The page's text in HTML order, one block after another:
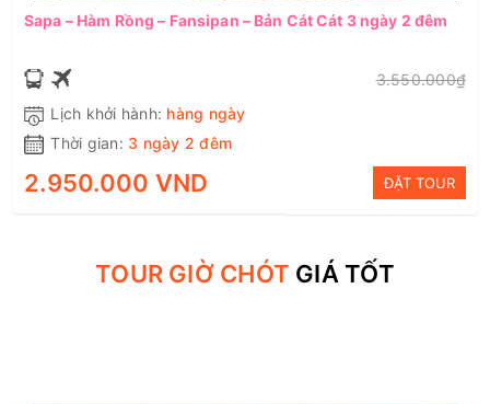
Sapa – Hàm Rồng – Fansipan – Bản Cát Cát 3 ngày 2 đêm
3.550.000₫
Lịch khởi hành: hàng ngày
Thời gian: 3 ngày 2 đêm
2.950.000 VND ĐẶT TOUR
TOUR GIỜ CHÓT GIÁ TỐT